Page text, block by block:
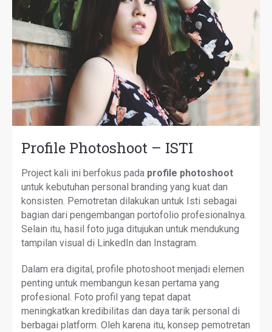
Profile Photoshoot – ISTI
Project kali ini berfokus pada profile photoshoot
untuk kebutuhan personal branding yang kuat dan
konsisten. Pemotretan dilakukan untuk Isti sebagai
bagian dari pengembangan portofolio profesionalnya.
Selain itu, hasil foto juga ditujukan untuk mendukung
tampilan visual di LinkedIn dan Instagram.
Dalam era digital, profile photoshoot menjadi elemen
penting untuk membangun kesan pertama yang
profesional. Foto profil yang tepat dapat
meningkatkan kredibilitas dan daya tarik personal di
berbagai platform. Oleh karena itu, konsep pemotretan